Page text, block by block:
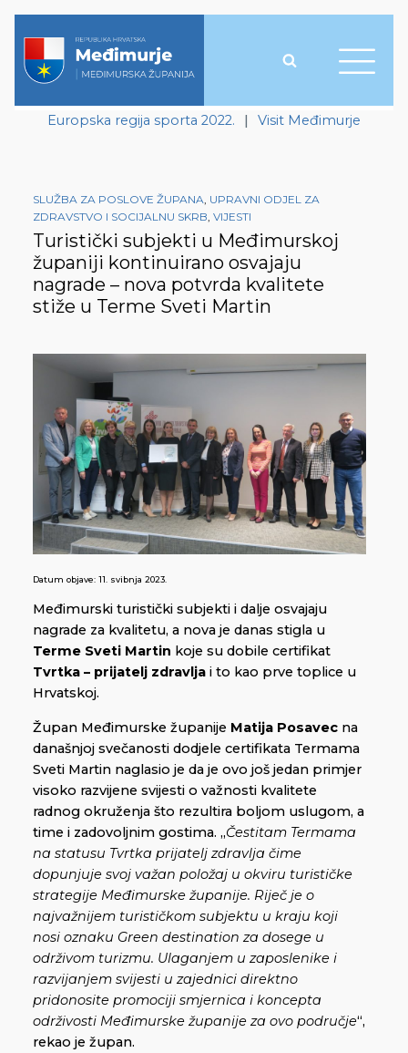
Europska regija sporta 2022. | Visit Međimurje
SLUŽBA ZA POSLOVE ŽUPANA, UPRAVNI ODJEL ZA
ZDRAVSTVO I SOCIJALNU SKRB, VIJESTI
Turistički subjekti u Međimurskoj
županiji kontinuirano osvajaju
nagrade – nova potvrda kvalitete
stiže u Terme Sveti Martin
Datum objave: 11. svibnja 2023.
Međimurski turistički subjekti i dalje osvajaju
nagrade za kvalitetu, a nova je danas stigla u
Terme Sveti Martin koje su dobile certifikat
Tvrtka – prijatelj zdravlja i to kao prve toplice u
Hrvatskoj.
Župan Međimurske županije Matija Posavec na
današnjoj svečanosti dodjele certifikata Termama
Sveti Martin naglasio je da je ovo još jedan primjer
visoko razvijene svijesti o važnosti kvalitete
radnog okruženja što rezultira boljom uslugom, a
time i zadovoljnim gostima. „Čestitam Termama
na statusu Tvrtka prijatelj zdravlja čime
dopunjuje svoj važan položaj u okviru turističke
strategije Međimurske županije. Riječ je o
najvažnijem turističkom subjektu u kraju koji
nosi oznaku Green destination za dosege u
održivom turizmu. Ulaganjem u zaposlenike i
razvijanjem svijesti u zajednici direktno
pridonosite promociji smjernica i koncepta
održivosti Međimurske županije za ovo područje“,
rekao je župan.